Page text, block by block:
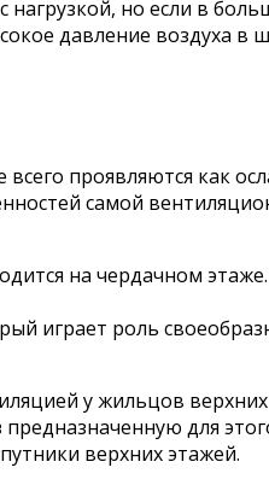
нагрузкой, но если в
давление воздуха
проявляются как
самой
на чердачном
играет роль
у жильцов
для
верхних этажей.